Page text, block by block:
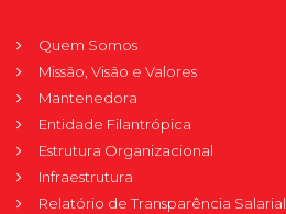
Quem Somos
Missão, Visão e Valores
Mantenedora
Entidade Filantrópica
Estrutura Organizacional
Infraestrutura
Relatório de Transparência Salarial